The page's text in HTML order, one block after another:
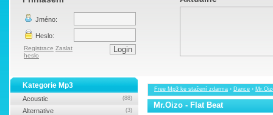
Jméno:
Heslo:
Registrace Zaslat
heslo
Free Mp3 ke stažení zdarma › Dance ›
Mr.Oizo - Flat Beat
Kategorie Mp3
Acoustic (88)
Alternative (3)